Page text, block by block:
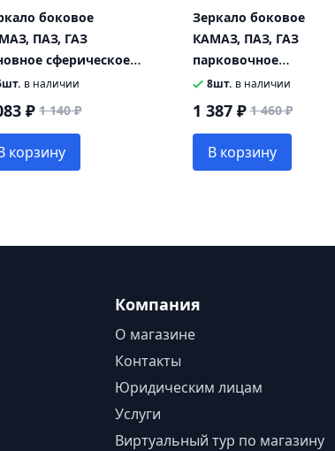
боковое
ПАЗ, ГАЗ
сферическое
обогрева 24V
с креплением
в наличии
₽ 1 140 ₽
корзину
Зеркало боковое
КАМАЗ, ПАЗ, ГАЗ
парковочное
сферическое бокового
обзора (бордюрное)
8шт. в наличии
1 387 ₽ 1 460 ₽
В корзину
Компания
О магазине
Контакты
Юридическим лицам
Услуги
Виртуальный тур по магазину